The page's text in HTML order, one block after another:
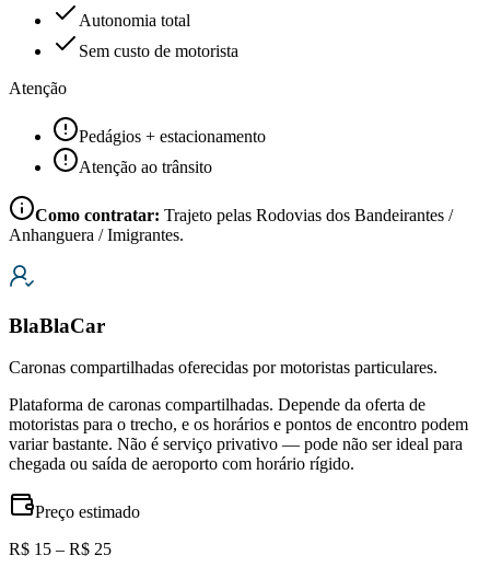
Autonomia total
Sem custo de motorista
Atenção
Pedágios + estacionamento
Atenção ao trânsito
Como contratar: Trajeto pelas Rodovias dos Bandeirantes /
Anhanguera / Imigrantes.
BlaBlaCar
Caronas compartilhadas oferecidas por motoristas particulares.
Plataforma de caronas compartilhadas. Depende da oferta de
motoristas para o trecho, e os horários e pontos de encontro podem
variar bastante. Não é serviço privativo — pode não ser ideal para
chegada ou saída de aeroporto com horário rígido.
Preço estimado
R$ 15 – R$ 25